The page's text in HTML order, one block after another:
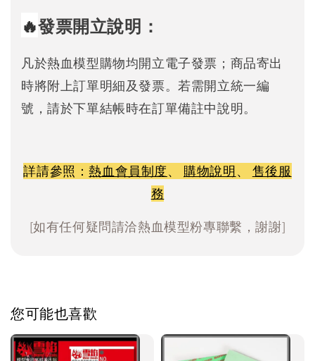
🔥發票開立說明：
凡於熱血模型購物均開立電子發票；商品寄出
時將附上訂單明細及發票。若需開立統一編
號，請於下單結帳時在訂單備註中說明。
詳請參照：熱血會員制度、 購物說明、 售後服
務
[如有任何疑問請洽熱血模型粉專聯繫，謝謝]
您可能也喜歡